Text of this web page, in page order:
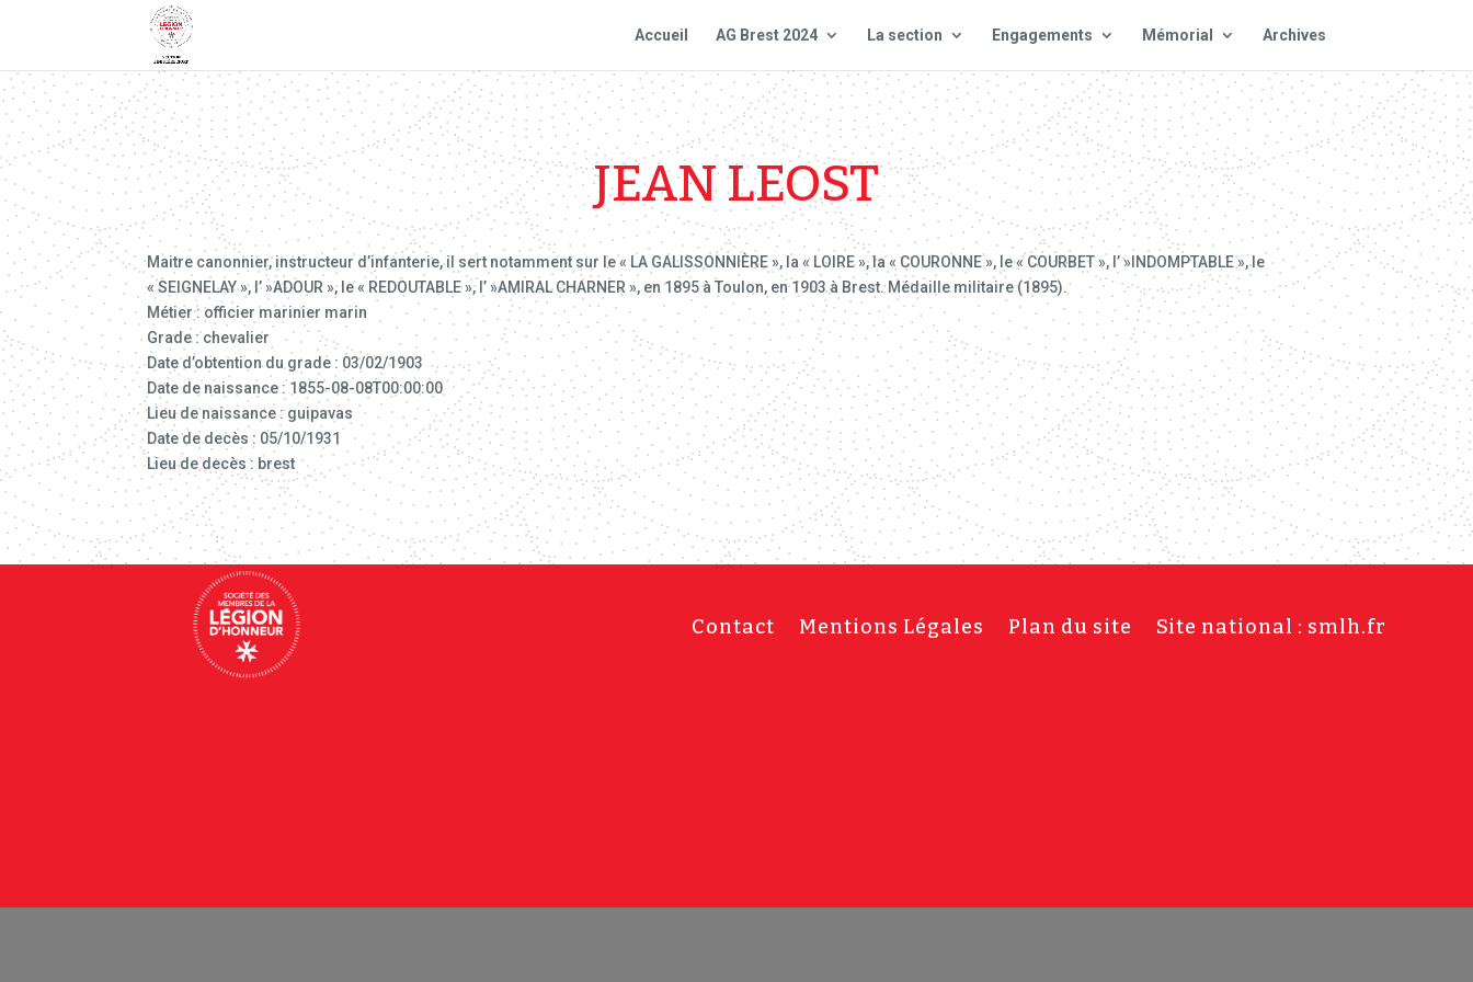
Accueil AG Brest 2024 La section Engagements Mémorial Archives
JEAN LEOST
Maitre canonnier, instructeur d’infanterie, il sert notamment sur le « LA GALISSONNIÈRE », la « LOIRE », la « COURONNE », le « COURBET », l’ »INDOMPTABLE », le
« SEIGNELAY », l’ »ADOUR », le « REDOUTABLE », l’ »AMIRAL CHARNER », en 1895 à Toulon, en 1903 à Brest. Médaille militaire (1895).
Métier : officier marinier marin
Grade : chevalier
Date d’obtention du grade : 03/02/1903
Date de naissance : 1855-08-08T00:00:00
Lieu de naissance : guipavas
Date de decès : 05/10/1931
Lieu de decès : brest
Contact Mentions Légales Plan du site Site national : smlh.fr